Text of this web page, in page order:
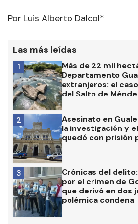
Por Luis Alberto Dalcol*
Las más leídas
Más de 22 mil
Departamento
extranjeros: el
del Salto de
1
Asesinato en
la investigación y
quedó con prisión
2
Crónicas del
por el crimen de
que derivó en dos
polémica condena
3